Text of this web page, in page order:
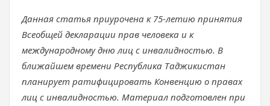
Данная статья приурочена к 75-летию принятия
Всеобщей декларации прав человека и к
международному дню лиц с инвалидностью. В
ближайшем времени Республика Таджикистан
планирует ратифицировать Конвенцию о правах
лиц с инвалидностью. Материал подготовлен при